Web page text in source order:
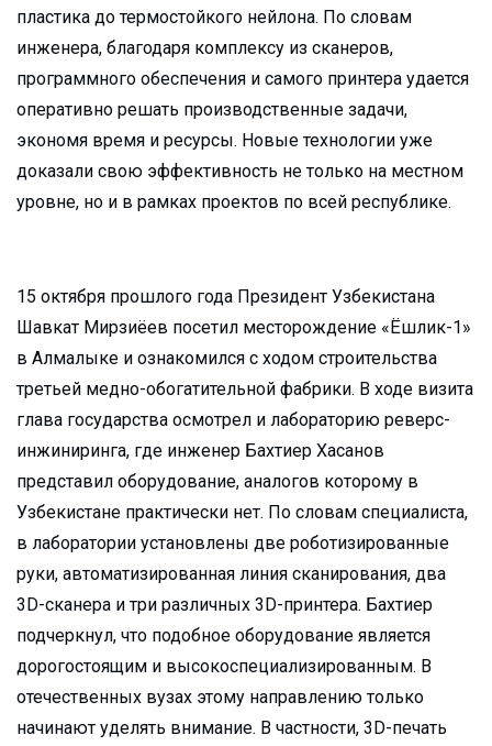
пластика до термостойкого нейлона. По словам
инженера, благодаря комплексу из сканеров,
программного обеспечения и самого принтера удается
оперативно решать производственные задачи,
экономя время и ресурсы. Новые технологии уже
доказали свою эффективность не только на местном
уровне, но и в рамках проектов по всей республике.
15 октября прошлого года Президент Узбекистана
Шавкат Мирзиёев посетил месторождение «Ёшлик-1»
в Алмалыке и ознакомился с ходом строительства
третьей медно-обогатительной фабрики. В ходе визита
глава государства осмотрел и лабораторию реверс-
инжиниринга, где инженер Бахтиер Хасанов
представил оборудование, аналогов которому в
Узбекистане практически нет. По словам специалиста,
в лаборатории установлены две роботизированные
руки, автоматизированная линия сканирования, два
3D-сканера и три различных 3D-принтера. Бахтиер
подчеркнул, что подобное оборудование является
дорогостоящим и высокоспециализированным. В
отечественных вузах этому направлению только
начинают уделять внимание. В частности, 3D-печать